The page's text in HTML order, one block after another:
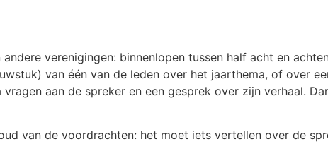
verenigingen: binnenlopen tussen half acht en
van één van de leden over het jaarthema, of over
vragen aan de spreker en een gesprek over zijn verhaal.
van de voordrachten: het moet iets vertellen over de